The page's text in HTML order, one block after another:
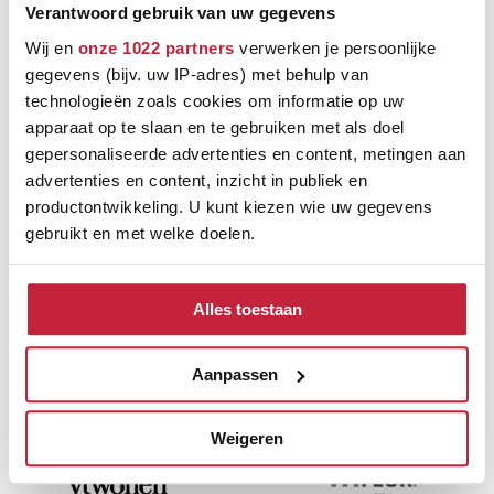
Verantwoord gebruik van uw gegevens
Wij en onze 1022 partners verwerken je persoonlijke
gegevens (bijv. uw IP-adres) met behulp van
technologieën zoals cookies om informatie op uw
apparaat op te slaan en te gebruiken met als doel
gepersonaliseerde advertenties en content, metingen aan
advertenties en content, inzicht in publiek en
productontwikkeling. U kunt kiezen wie uw gegevens
gebruikt en met welke doelen.
Als u het toestaat, willen we ook graag:
Informatie verzamelen over uw geografische
locatie, die tot een paar meter nauwkeurig kan zijn
Uw apparaat identificeren door het actief te
scannen op specifieke eigenschappen (fingerprinting)
verwerkt en stel uw voorkeuren in het
U kunt uw toestemming op elk moment wijzigen of
Alles toestaan
Aanpassen
Weigeren
Ontdek de verschillende